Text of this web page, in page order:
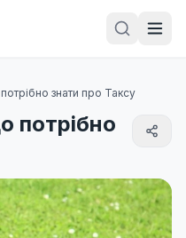
знати про Таксу
потрібно